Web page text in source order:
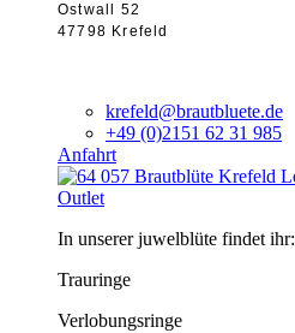
Ostwall 52
47798 Krefeld
krefeld@brautbluete.de
+49 (0)2151 62 31 985
Anfahrt
Outlet
In unserer juwelblüte findet ihr:
Trauringe
Verlobungsringe